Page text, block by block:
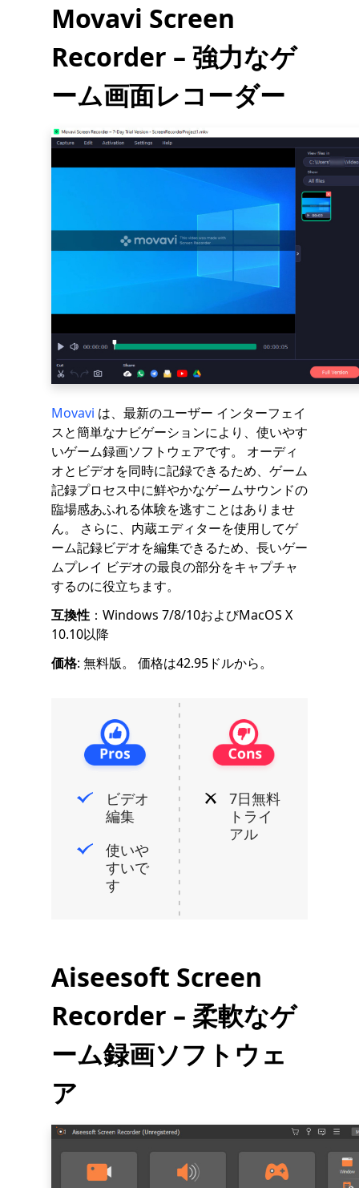
Movavi Screen
Recorder – 強力なゲ
ーム画面レコーダー
Movavi は、最新のユーザー インターフェイ
スと簡単なナビゲーションにより、使いやす
いゲーム録画ソフトウェアです。 オーディ
オとビデオを同時に記録できるため、ゲーム
記録プロセス中に鮮やかなゲームサウンドの
臨場感あふれる体験を逃すことはありませ
ん。 さらに、内蔵エディターを使用してゲ
ーム記録ビデオを編集できるため、長いゲー
ムプレイ ビデオの最良の部分をキャプチャ
するのに役立ちます。
互換性 ：Windows 7/8/10およびMacOS X
10.10以降
価格: 無料版。 価格は42.95ドルから。
ビデオ
編集
使いや
すいで
す
7日無料
トライ
アル
Aiseesoft Screen
Recorder – 柔軟なゲ
ーム録画ソフトウェ
ア